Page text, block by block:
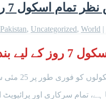
کیلئے بند رکھنے کا اعلان
Pakistan, Uncategorized, World |
دیا گیا۔
مئی تک بند کر دیا گیا ہے۔